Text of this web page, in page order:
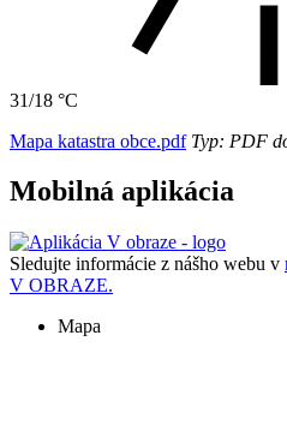
31/18 °C
Mapa katastra obce.pdfTyp: PDF
Mobilná aplikácia
Sledujte informácie z nášho webu v
V OBRAZE.
Mapa